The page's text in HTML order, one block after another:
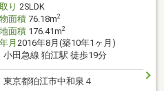
り 2SLDK
面積76.18m2
面積176.41m2
月 2016年8月(築10年1ヶ月)
小田急線 狛江駅 徒歩19分
東京都狛江市中和泉４